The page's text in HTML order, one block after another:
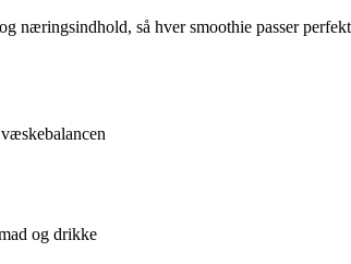
næringsindhold, så hver smoothie passer
og drikke